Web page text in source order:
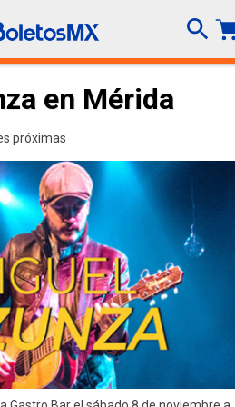
en Mérida
próximas